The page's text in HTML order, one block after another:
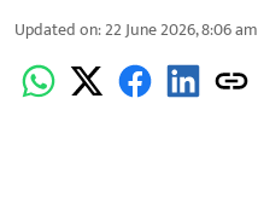
Updated on:22 June 2026, 8:06 am